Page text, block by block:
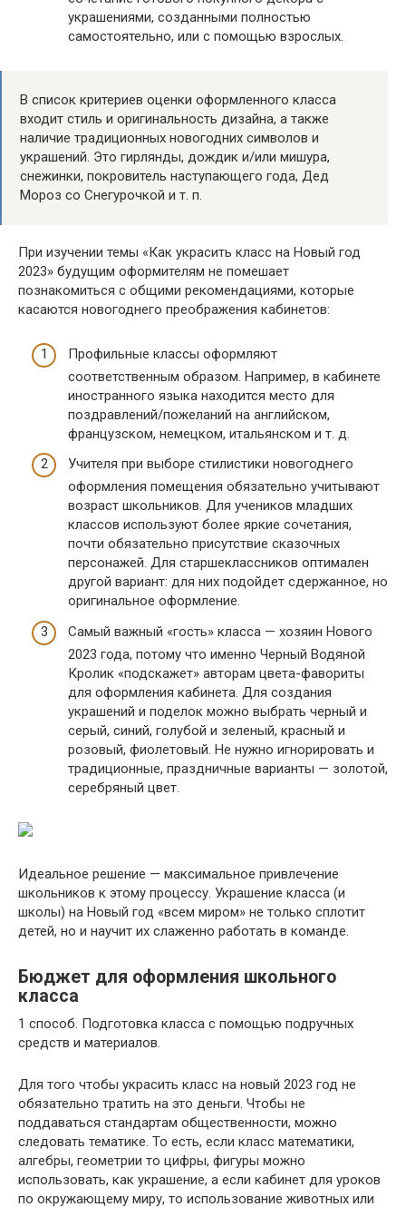
украшениями, созданными полностью
самостоятельно, или с помощью взрослых.
В список критериев оценки оформленного класса
входит стиль и оригинальность дизайна, а также
наличие традиционных новогодних символов и
украшений. Это гирлянды, дождик и/или мишура,
снежинки, покровитель наступающего года, Дед
Мороз со Снегурочкой и т. п.
При изучении темы «Как украсить класс на Новый год
2023» будущим оформителям не помешает
познакомиться с общими рекомендациями, которые
касаются новогоднего преображения кабинетов:
Профильные классы оформляют
соответственным образом. Например, в кабинете
иностранного языка находится место для
поздравлений/пожеланий на английском,
французском, немецком, итальянском и т. д.
Учителя при выборе стилистики новогоднего
оформления помещения обязательно учитывают
возраст школьников. Для учеников младших
классов используют более яркие сочетания,
почти обязательно присутствие сказочных
персонажей. Для старшеклассников оптимален
другой вариант: для них подойдет сдержанное, но
оригинальное оформление.
Самый важный «гость» класса — хозяин Нового
2023 года, потому что именно Черный Водяной
Кролик «подскажет» авторам цвета-фавориты
для оформления кабинета. Для создания
украшений и поделок можно выбрать черный и
серый, синий, голубой и зеленый, красный и
розовый, фиолетовый. Не нужно игнорировать и
традиционные, праздничные варианты — золотой,
серебряный цвет.
Идеальное решение — максимальное привлечение
школьников к этому процессу. Украшение класса (и
школы) на Новый год «всем миром» не только сплотит
детей, но и научит их слаженно работать в команде.
Бюджет для оформления школьного
класса
1 способ. Подготовка класса с помощью подручных
средств и материалов.
Для того чтобы украсить класс на новый 2023 год не
обязательно тратить на это деньги. Чтобы не
поддаваться стандартам общественности, можно
следовать тематике. То есть, если класс математики,
алгебры, геометрии то цифры, фигуры можно
использовать, как украшение, а если кабинет для уроков
по окружающему миру, то использование животных или